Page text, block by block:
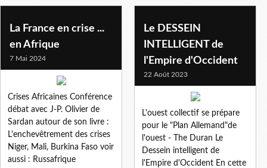
cedeao
La France en crise ...
en Afrique
7 Mai 2024
Crises Africaines Conférence
débat avec J-P. Olivier de
Sardan autour de son livre :
L'enchevêtrement des crises
Niger, Mali, Burkina Faso voir
aussi : Russafrique
Le DESSEIN
INTELLIGENT de
l'Empire d'Occident
22 Août 2023
L'ouest collectif se prépare
pour le "Plan Allemand"de
l'ouest - The Duran Le
Dessein intelligent de
l'Empire d'Occident En cette